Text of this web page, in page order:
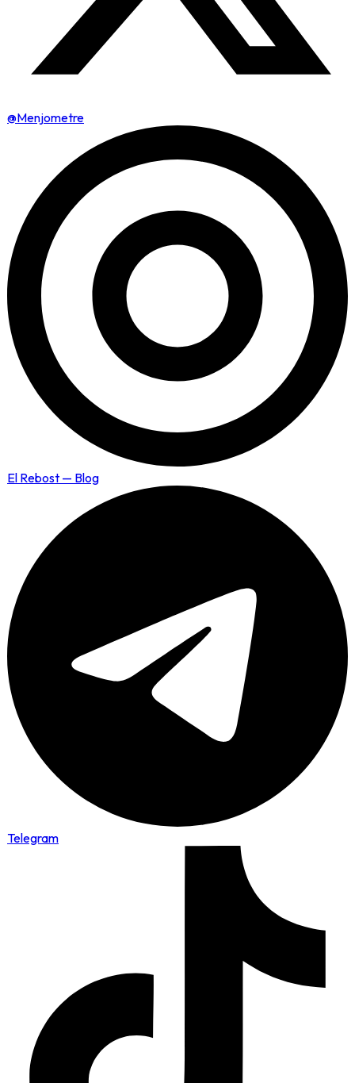
@Menjometre
El Rebost — Blog
Telegram